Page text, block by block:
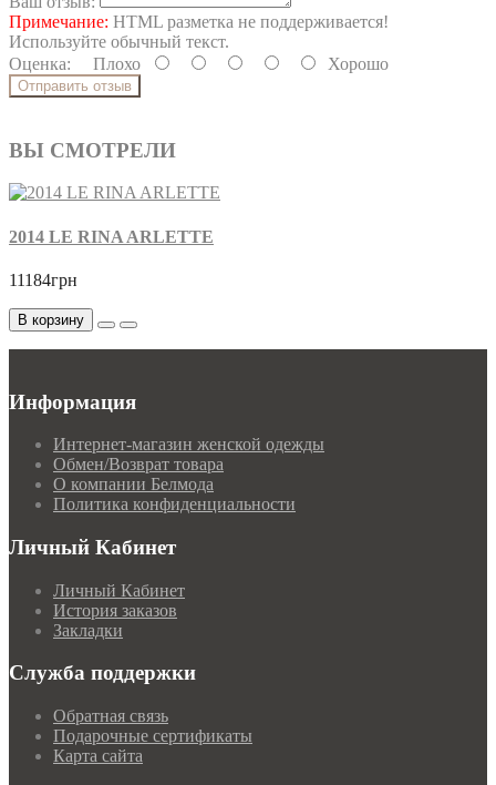
Примечание: HTML разметка не поддерживается!
Используйте обычный текст.
Оценка: Плохо Хорошо
Отправить отзыв
ВЫ СМОТРЕЛИ
2014 LE RINA ARLETTE
11184грн
В корзину
Информация
Интернет-магазин женской одежды
Обмен/Возврат товара
О компании Белмода
Политика конфиденциальности
Личный Кабинет
Личный Кабинет
История заказов
Закладки
Служба поддержки
Обратная связь
Подарочные сертификаты
Карта сайта